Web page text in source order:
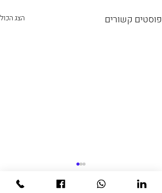
פוסטים קשורים הצג הכול